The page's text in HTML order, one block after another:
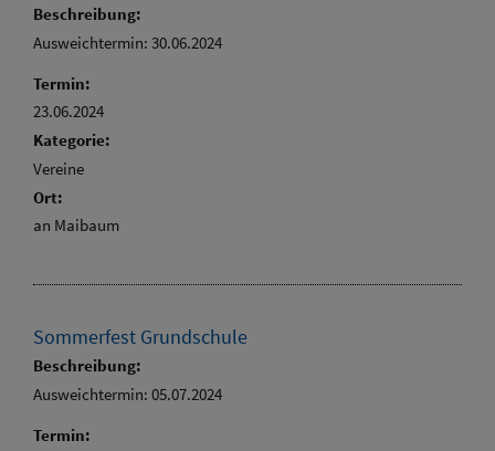
Beschreibung:
Ausweichtermin: 30.06.2024
Termin:
23.06.2024
Kategorie:
Vereine
Ort:
an Maibaum
Sommerfest Grundschule
Beschreibung:
Ausweichtermin: 05.07.2024
Termin: